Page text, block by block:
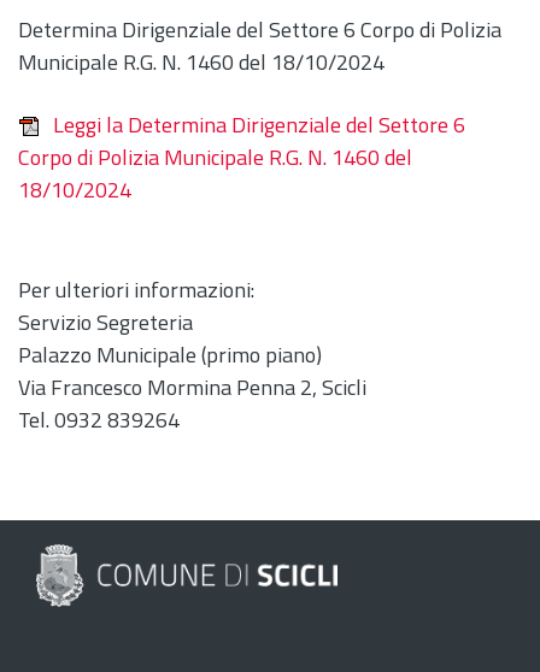
Determina Dirigenziale del Settore 6 Corpo di Polizia
Municipale R.G. N. 1460 del 18/10/2024
Leggi la Determina Dirigenziale del Settore 6
Corpo di Polizia Municipale R.G. N. 1460 del
18/10/2024
Per ulteriori informazioni:
Servizio Segreteria
Palazzo Municipale (primo piano)
Via Francesco Mormina Penna 2, Scicli
Tel. 0932 839264